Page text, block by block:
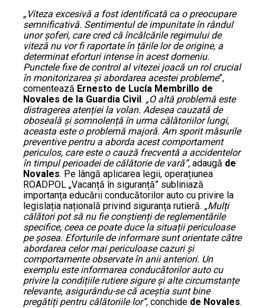
„Viteza excesivă a fost identificată ca o preocupare
semnificativă. Sentimentul de impunitate în rândul
unor șoferi, care cred că încălcările regimului de
viteză nu vor fi raportate în țările lor de origine, a
determinat eforturi intense în acest domeniu.
Punctele fixe de control al vitezei joacă un rol crucial
în monitorizarea și abordarea acestei probleme”,
comentează Ernesto de Lucía Membrillo de
Novales de la Guardia Civil. „O altă problemă este
distragerea atenției la volan. Adesea cauzată de
oboseală și somnolență în urma călătoriilor lungi,
aceasta este o problemă majoră. Am sporit măsurile
preventive pentru a aborda acest comportament
periculos, care este o cauză frecventă a accidentelor
în timpul perioadei de călătorie de vară”, adaugă de
Novales. Pe lângă aplicarea legii, operațiunea
ROADPOL „Vacanță în siguranță” subliniază
importanța educării conducătorilor auto cu privire la
legislația națională privind siguranța rutieră. „Mulți
călători pot să nu fie conștienți de reglementările
specifice, ceea ce poate duce la situații periculoase
pe șosea. Eforturile de informare sunt orientate către
abordarea celor mai periculoase cazuri și
comportamente observate în anii anteriori. Un
exemplu este informarea conducătorilor auto cu
privire la condițiile rutiere sigure și alte circumstanțe
relevante, asigurându-se că aceștia sunt bine
pregătiți pentru călătoriile lor”, conchide de Novales.